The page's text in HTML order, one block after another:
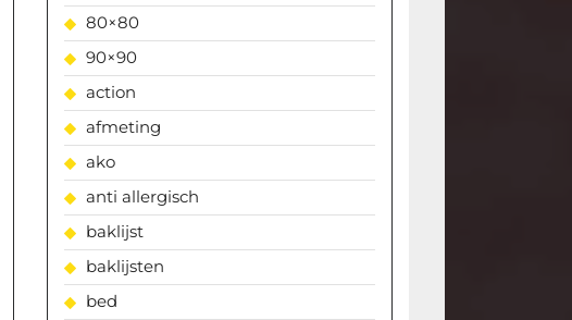
80×80
90×90
action
afmeting
ako
anti allergisch
baklijst
baklijsten
bed